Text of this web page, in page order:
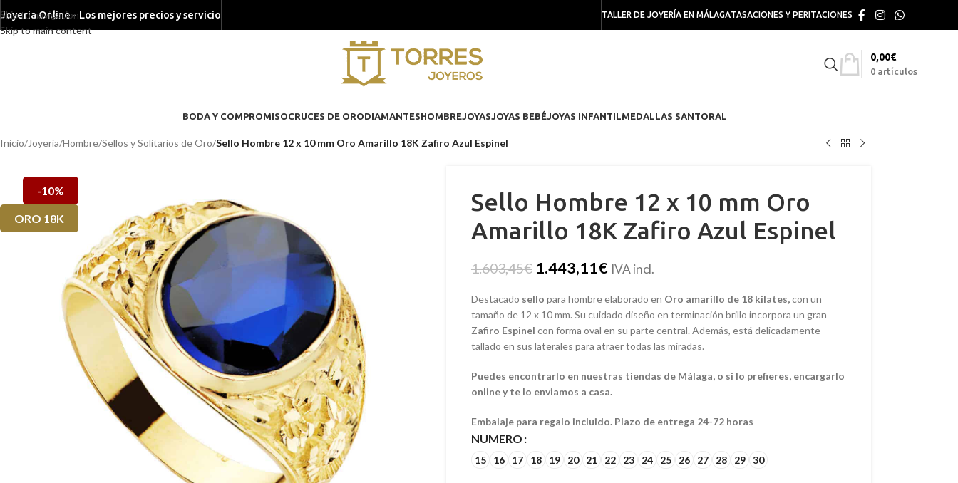
Skip to navigation
Skip to main content
Joyeria Online - Los mejores precios y servicio TALLER DE JOYERÍA EN MÁLAGATASACIONES Y PERITACIONES
0 artículos
0,00€
BODA Y COMPROMISOCRUCES DE ORODIAMANTESHOMBREJOYASJOYAS BEBÉJOYAS INFANTILMEDALLAS SANTORAL
Inicio/Joyería/Hombre/Sellos y Solitarios de Oro/Sello Hombre 12 x 10 mm Oro Amarillo 18K Zafiro Azul Espinel
-10%
ORO 18K
Sello Hombre 12 x 10 mm Oro
Amarillo 18K Zafiro Azul Espinel
1.603,45€ 1.443,11€ IVA incl.
Destacado sello para hombre elaborado en Oro amarillo de 18 kilates,con un
tamaño de 12 x 10 mm. Su cuidado diseño en terminación brillo incorpora un gran
Zafiro Espinel con forma oval en su parte central. Además, está delicadamente
tallado en sus laterales para atraer todas las miradas.
Puedes encontrarlo en nuestras tiendas de Málaga, o si lo prefieres, encargarlo
online y te lo enviamos a casa.
Embalaje para regalo incluido. Plazo de entrega 24-72 horas
NUMERO
15 16 17 18 19 20 21 22 23 24 25 26 27 28 29 30